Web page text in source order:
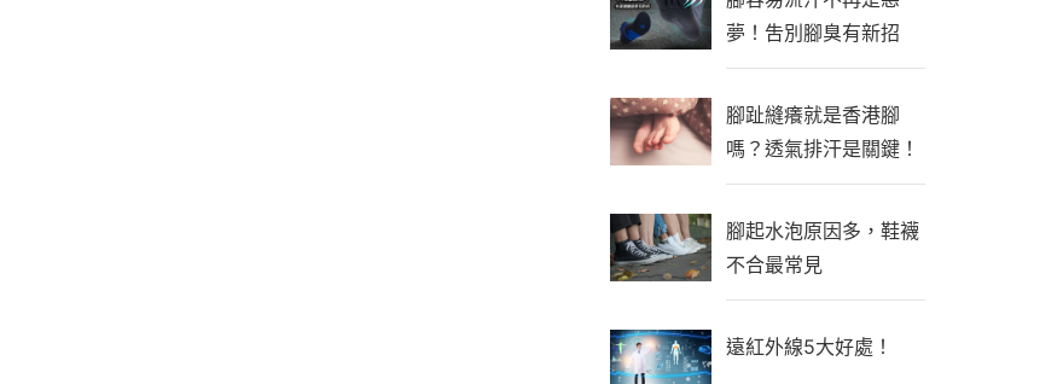
夢！吿別腳臭有新招
腳趾縫癢就是香港腳
嗎？透氣排汗是關鍵！
腳起水泡原因多，鞋襪
不合最常見
遠紅外線5大好處！